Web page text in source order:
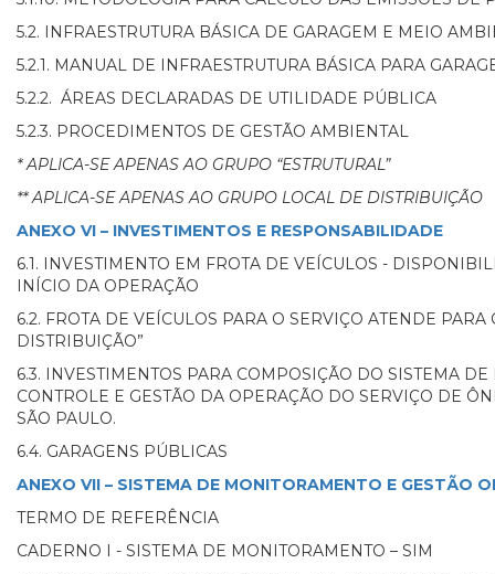
5.2. INFRAESTRUTURA BÁSICA DE GARAGEM E MEIO
5.2.1. MANUAL DE INFRAESTRUTURA BÁSICA PARA
5.2.2. ÁREAS DECLARADAS DE UTILIDADE PÚBLICA
5.2.3. PROCEDIMENTOS DE GESTÃO AMBIENTAL
* APLICA-SE APENAS AO GRUPO “ESTRUTURAL”
** APLICA-SE APENAS AO GRUPO LOCAL DE DISTRIBUIÇÃO
ANEXO VI – INVESTIMENTOS E RESPONSABILIDADE
6.1. INVESTIMENTO EM FROTA DE VEÍCULOS -
INÍCIO DA OPERAÇÃO
6.2. FROTA DE VEÍCULOS PARA O SERVIÇO ATENDE PARA
DISTRIBUIÇÃO”
6.3. INVESTIMENTOS PARA COMPOSIÇÃO DO SISTEMA
CONTROLE E GESTÃO DA OPERAÇÃO DO SERVIÇO DE
SÃO PAULO.
6.4. GARAGENS PÚBLICAS
ANEXO VII – SISTEMA DE MONITORAMENTO E GESTÃO
TERMO DE REFERÊNCIA
CADERNO I - SISTEMA DE MONITORAMENTO – SIM